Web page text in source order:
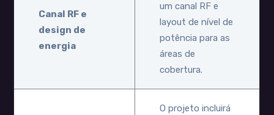
Canal RF e
design de
energia
um canal RF e
layout de nível de
potência para as
áreas de
cobertura.
O projeto incluirá